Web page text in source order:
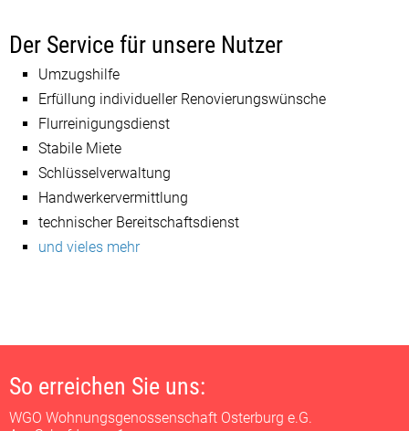
Der Service für unsere Nutzer
Umzugshilfe
Erfüllung individueller Renovierungswünsche
Flurreinigungsdienst
Stabile Miete
Schlüsselverwaltung
Handwerkervermittlung
technischer Bereitschaftsdienst
und vieles mehr
So erreichen Sie uns:
WGO Wohnungsgenossenschaft Osterburg e.G.